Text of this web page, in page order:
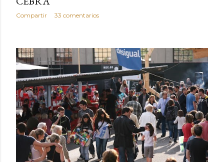
Compartir 33 comentarios